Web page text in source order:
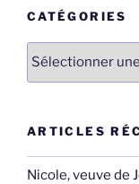
CATÉGORIES
Catégories
ARTICLES
Nicole, veuve de